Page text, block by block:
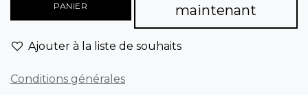
PANIER
maintenant
Ajouter à la liste de souhaits
Conditions générales